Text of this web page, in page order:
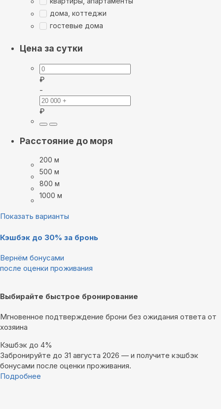
дома, коттеджи
гостевые дома
Цена за сутки
₽
-
₽
Расстояние до моря
200 м
500 м
800 м
1000 м
Показать варианты
Кэшбэк до 30% за бронь
Вернём бонусами
после оценки проживания
Выбирайте быстрое бронирование
Мгновенное подтверждение брони без ожидания ответа от
хозяина
Кэшбэк до 4%
Забронируйте до 31 августа 2026 — и получите кэшбэк
бонусами после оценки проживания.
Подробнее